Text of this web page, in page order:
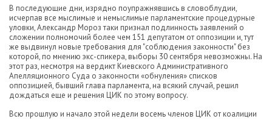
В последующие дни, изрядно поупражнявшись в словоблудии,
исчерпав все мыслимые и немыслимые парламентские процедурные
уловки, Александр Мороз таки признал подлинность заявлений о
сложении полномочий более чем 151 депутатом от оппозиции и, тут
же выдвинул новые требования для "соблюдения законности" без
которой, по мнению экс-спикера, выборы 30 сентября невозможны. На
этот раз, несмотря на вердикт Киевского Административного
Апелляционного Суда о законности «обнуления» списков
оппозицией, бывший глава парламента, на всякий случай, решил
дождаться еще и решения ЦИК по этому вопросу.
Всю прошлую и начало этой недели восемь членов ЦИК от коалиции